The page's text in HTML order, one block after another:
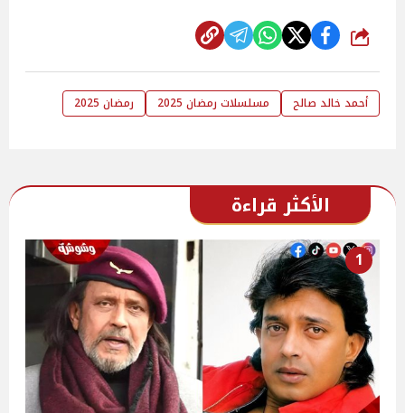
شارك
أحمد خالد صالح مسلسلات رمضان 2025 رمضان 2025
الأكثر قراءة
1